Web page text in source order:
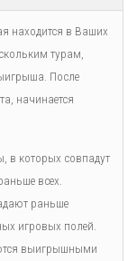
находится в Ваших
турам,
После
начинается
в которых совпадут
всех.
раньше
игровых полей.
выигрышными